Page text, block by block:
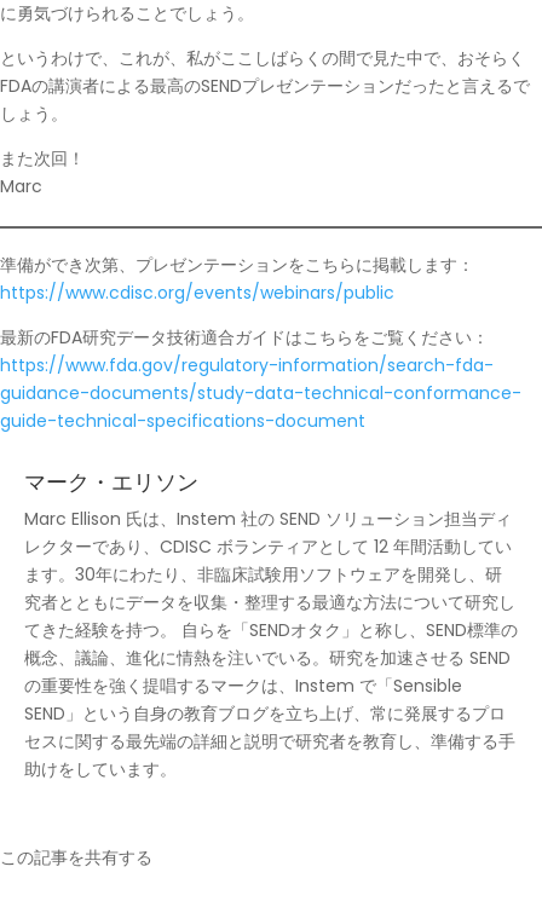
に勇気づけられることでしょう。
というわけで、これが、私がここしばらくの間で見た中で、おそらく
FDAの講演者による最高のSENDプレゼンテーションだったと言えるで
しょう。
また次回！
Marc
準備ができ次第、プレゼンテーションをこちらに掲載します：
https://www.cdisc.org/events/webinars/public
最新のFDA研究データ技術適合ガイドはこちらをご覧ください：
https://www.fda.gov/regulatory-information/search-fda-
guidance-documents/study-data-technical-conformance-
guide-technical-specifications-document
マーク・エリソン
Marc Ellison 氏は、Instem 社の SEND ソリューション担当ディ
レクターであり、CDISC ボランティアとして 12 年間活動してい
ます。30年にわたり、非臨床試験用ソフトウェアを開発し、研
究者とともにデータを収集・整理する最適な方法について研究し
てきた経験を持つ。 自らを「SENDオタク」と称し、SEND標準の
概念、議論、進化に情熱を注いでいる。研究を加速させる SEND
の重要性を強く提唱するマークは、Instem で「Sensible
SEND」という自身の教育ブログを立ち上げ、常に発展するプロ
セスに関する最先端の詳細と説明で研究者を教育し、準備する手
助けをしています。
この記事を共有する